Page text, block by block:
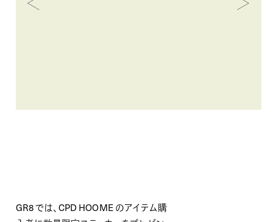
GR8 では、CPD HOOME のアイテム購